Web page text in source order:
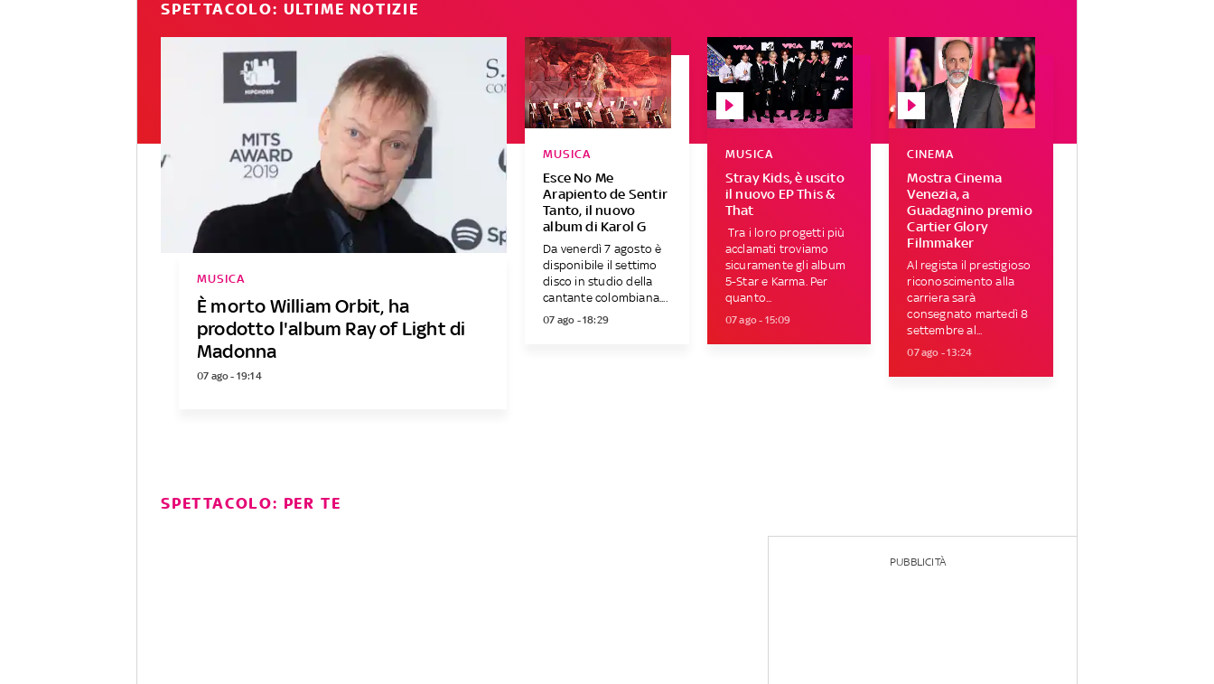
SPETTACOLO: ULTIME NOTIZIE
È morto William Orbit, ha
prodotto l'album Ray of Light di
Madonna
MUSICA
07 ago - 19:14
Esce No Me
Arapiento de Sentir
Tanto, il nuovo
album di Karol G
MUSICA
Da venerdì 7 agosto è
disponibile il settimo
disco in studio della
cantante colombiana....
07 ago - 18:29
Stray Kids, è uscito
il nuovo EP This &
That
MUSICA
Tra i loro progetti più
acclamati troviamo
sicuramente gli album
5-Star e Karma. Per
quanto...
07 ago - 15:09
Mostra Cinema
Venezia, a
Guadagnino premio
Cartier Glory
Filmmaker
CINEMA
Al regista il prestigioso
riconoscimento alla
carriera sarà
consegnato martedì 8
settembre al...
07 ago - 13:24
SPETTACOLO: PER TE
PUBBLICITÀ